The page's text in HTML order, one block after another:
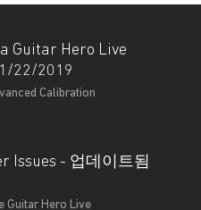
Guitar Hero Live
22/2019
Calibration
Issues - 업데이트됨
Guitar Hero Live